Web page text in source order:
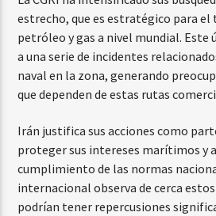
estrecho, que es estratégico para
petróleo y gas a nivel mundial. Este
a una serie de incidentes
naval en la zona, generando
que dependen de estas rutas
Irán justifica sus acciones como
proteger sus intereses marítimos y
cumplimiento de las normas
internacional observa de cerca
podrían tener repercusiones